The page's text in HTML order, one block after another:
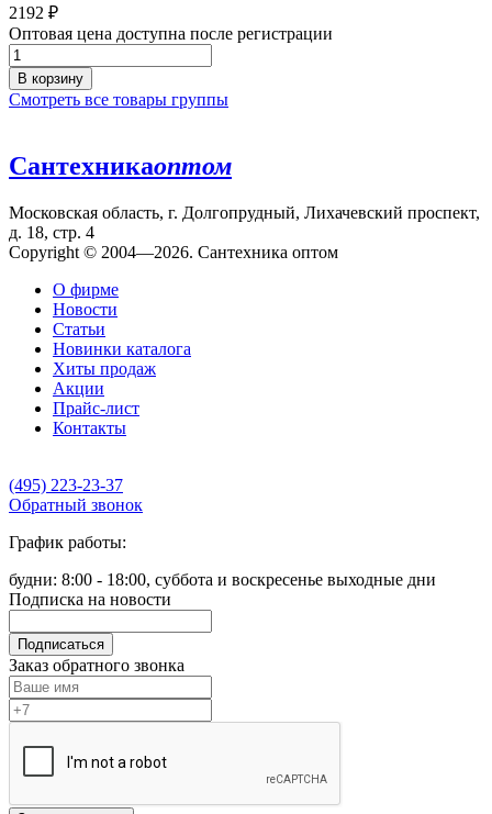
2192 ₽
Оптовая цена доступна после регистрации
В корзину
Смотреть все товары группы
Сантехникаоптом
Московская область, г. Долгопрудный, Лихачевский проспект,
д. 18, стр. 4
Copyright © 2004—2026. Сантехника оптом
О фирме
Новости
Статьи
Новинки каталога
Хиты продаж
Акции
Прайс-лист
Контакты
(495) 223-23-37
Обратный звонок
График работы:
будни: 8:00 - 18:00, суббота и воскресенье выходные дни
Подписка на новости
Подписаться
Заказ обратного звонка